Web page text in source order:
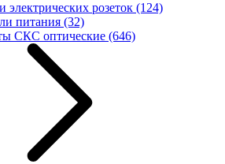
электрических розеток (124)
питания (32)
СКС оптические (646)